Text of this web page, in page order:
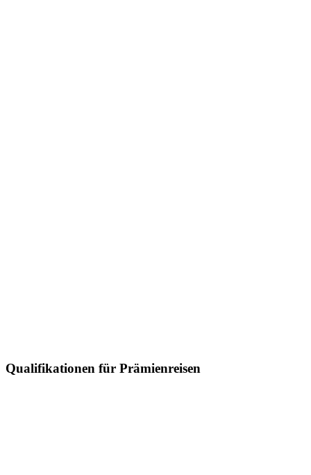
Qualifikationen für Prämienreisen